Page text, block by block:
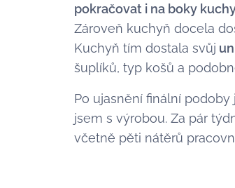
pokračovat i na boky
Zároveň kuchyň docela
Kuchyň tím dostala svůj
šuplíků, typ košů a
Po ujasnění finální podoby
jsem s výrobou. Za pár
včetně pěti nátěrů